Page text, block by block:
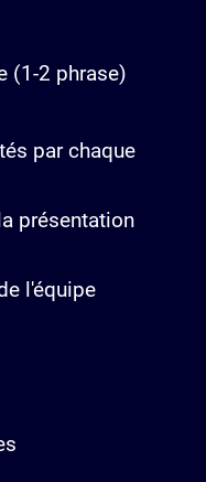
(1-2 phrase)
par chaque
présentation
l'équipe